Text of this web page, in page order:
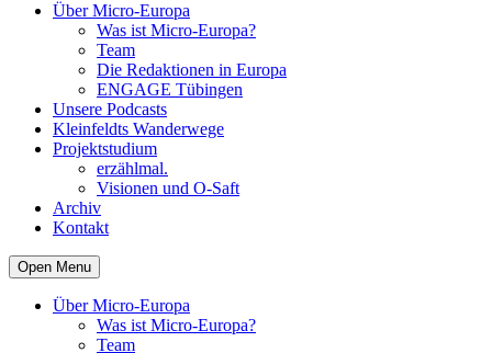
Über Micro-Europa
Was ist Micro-Europa?
Team
Die Redaktionen in Europa
ENGAGE Tübingen
Unsere Podcasts
Kleinfeldts Wanderwege
Projektstudium
erzählmal.
Visionen und O-Saft
Archiv
Kontakt
Open Menu
Über Micro-Europa
Was ist Micro-Europa?
Team